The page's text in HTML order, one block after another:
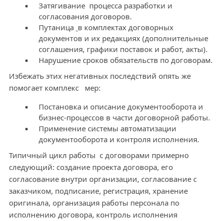
Затягивание процесса разработки и
согласования договоров.
Путаница в комплектах договорных
документов и их редакциях (дополнительные
соглашения, графики поставок и работ, акты).
Нарушение сроков обязательств по договорам.
Избежать этих негативных последствий опять же
помогает комплекс мер:
Постановка и описание документооборота и
бизнес-процессов в части договорной работы.
Применение системы автоматизации
документооборота и контроля исполнения.
Типичный цикл работы с договорами примерно
следующий: создание проекта договора, его
согласование внутри организации, согласование с
заказчиком, подписание, регистрация, хранение
оригинала, организация работы персонала по
исполнению договора, контроль исполнения